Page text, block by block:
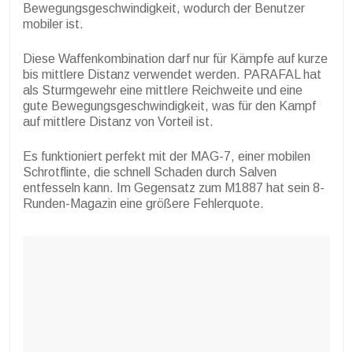
Bewegungsgeschwindigkeit, wodurch der Benutzer
mobiler ist.
Diese Waffenkombination darf nur für Kämpfe auf kurze
bis mittlere Distanz verwendet werden. PARAFAL hat
als Sturmgewehr eine mittlere Reichweite und eine
gute Bewegungsgeschwindigkeit, was für den Kampf
auf mittlere Distanz von Vorteil ist.
Es funktioniert perfekt mit der MAG-7, einer mobilen
Schrotflinte, die schnell Schaden durch Salven
entfesseln kann. Im Gegensatz zum M1887 hat sein 8-
Runden-Magazin eine größere Fehlerquote.